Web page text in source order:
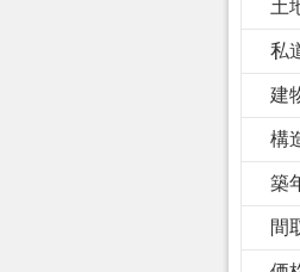
土
私
建
構
築
間